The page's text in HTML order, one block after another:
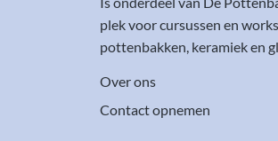
plek voor cursussen en
pottenbakken, keramiek en
Over ons
Contact opnemen